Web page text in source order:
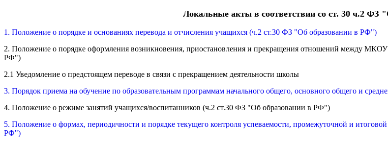
Локальные акты в соответствии со ст. 30 ч.2
1. Положение о порядке и основаниях перевода и отчисления учащихся (ч.2 ст.30 ФЗ "Об образовании в РФ")
2. Положение о порядке оформления возникновения, приостановления и прекращения отношений между МКОУ
РФ")
2.1 Уведомление о предстоящем переводе в связи с прекращением деятельности школы
3. Порядок приема на обучение по образовательным программам начального общего, основного общего и
4. Положение о режиме занятий учащихся/воспитанников (ч.2 ст.30 ФЗ "Об образовании в РФ")
5. Положение о формах, периодичности и порядке текущего контроля успеваемости, промежуточной и
РФ")